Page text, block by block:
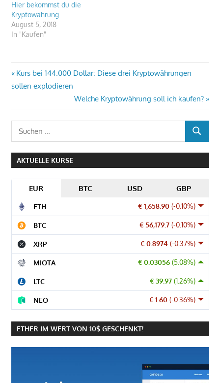
Hier bekommst du die
Kryptowährung
August 5, 2018
In "Kaufen"
Beitragsnavigation
Vorheriger
Beitrag:
Kurs bei 144.000 Dollar: Diese drei Kryptowährungen
sollen explodieren
Nächster
Beitrag:
Welche Kryptowährung soll ich kaufen?
SUCHEN
AKTUELLE KURSE
EUR BTC USD GBP
€ 1,658.90 (-0.10%)
ETH
€ 56,179.7 (-0.10%)
BTC
€ 0.8974 (-0.37%)
XRP
€ 0.03056 (5.08%)
MIOTA
€ 39.97 (1.26%)
LTC
€ 1.60 (-0.36%)
NEO
ETHER IM WERT VON 10$ GESCHENKT!